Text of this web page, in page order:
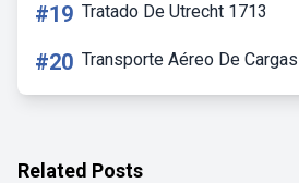
#19 Tratado De Utrecht 1713
#20 Transporte Aéreo De Cargas
Related Posts